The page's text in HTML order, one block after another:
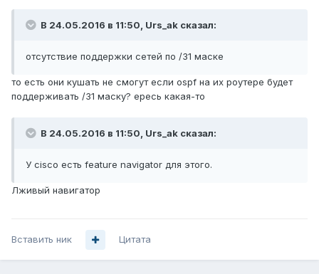
В 24.05.2016 в 11:50, Urs_ak сказал:
отсутствие поддержки сетей по /31 маске
то есть они кушать не смогут если ospf на их роутере будет
поддерживать /31 маску? ересь какая-то
В 24.05.2016 в 11:50, Urs_ak сказал:
У cisco есть feature navigator для этого.
Лживый навигатор
Вставить ник Цитата